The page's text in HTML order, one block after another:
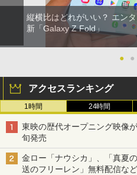
縦横比はどれがいい？ エン
新「Galaxy Z Fold」
● ●
アクセスランキング
1時間 24時間
東映の歴代オープニング映像
旬発売
金ロー「ナウシカ」、「真夏
送のフリーレン」無料配信な